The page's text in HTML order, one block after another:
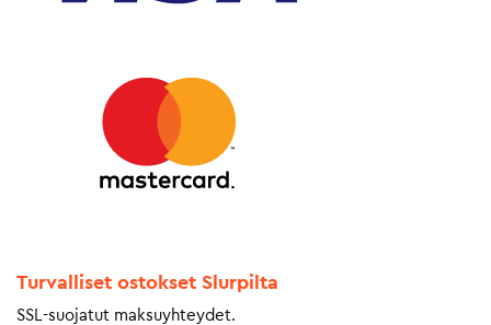
Turvalliset ostokset Slurpilta
SSL-suojatut maksuyhteydet.